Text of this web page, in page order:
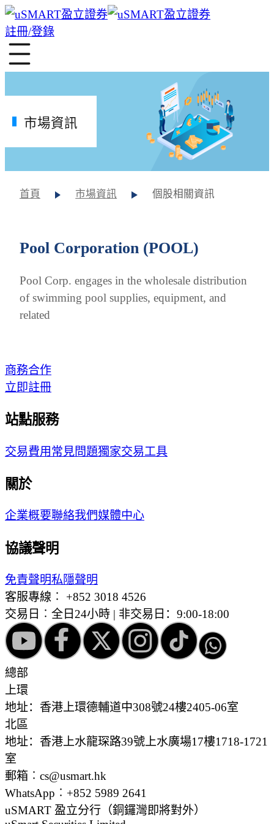
註冊/登錄
市場資訊
首頁 市場資訊 個股相關資訊
Pool Corporation (POOL)
Pool Corp. engages in the wholesale distribution
of swimming pool supplies, equipment, and
related
商務合作
立即註冊
站點服務
交易費用常見問題獨家交易工具
關於
企業概要聯絡我們媒體中心
協議聲明
免責聲明私隱聲明
客服專線︰ +852 3018 4526
交易日︰全日24小時 | 非交易日：9:00-18:00
總部
上環
地址：香港上環德輔道中308號24樓2405-06室
北區
地址：香港上水龍琛路39號上水廣場17樓1718-1721
室
郵箱︰cs@usmart.hk
WhatsApp︰+852 5989 2641
uSMART 盈立分行 （銅鑼灣即將對外）